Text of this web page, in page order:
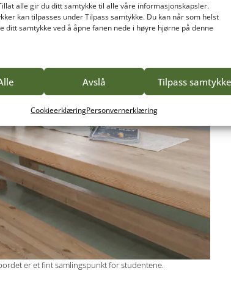
alle gir du ditt samtykke til alle våre informasjonskapsler.
kan tilpasses under Tilpass samtykke. Du kan når som helst
ditt samtykke ved å åpne fanen nede i høyre hjørne på denne
Avslå Tilpass samtykke
CookieerklæringPersonvernerklæring
er et fint samlingspunkt for studentene.